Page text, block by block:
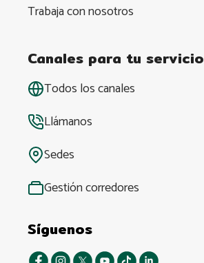
Trabaja con nosotros
Canales para tu servicio
Todos los canales
Llámanos
Sedes
Gestión corredores
Síguenos